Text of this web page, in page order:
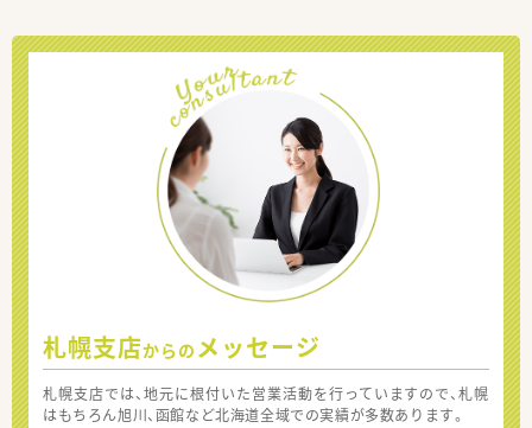
札幌支店からの メッセージ
札幌支店では、地元に根付いた営業活動を行っていますので、札幌
はもちろん旭川、函館など北海道全域での実績が多数あります。